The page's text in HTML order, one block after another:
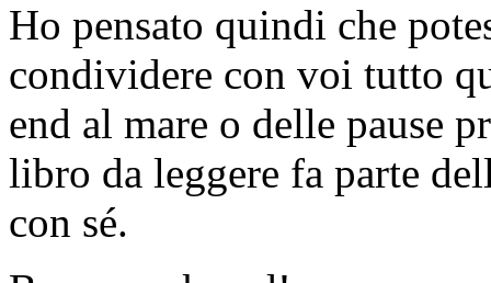
Ho pensato quindi che
condividere con voi tutto
end al mare o delle pause
libro da leggere fa parte
con sé.